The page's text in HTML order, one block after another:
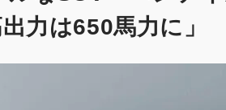
力は650馬力に」